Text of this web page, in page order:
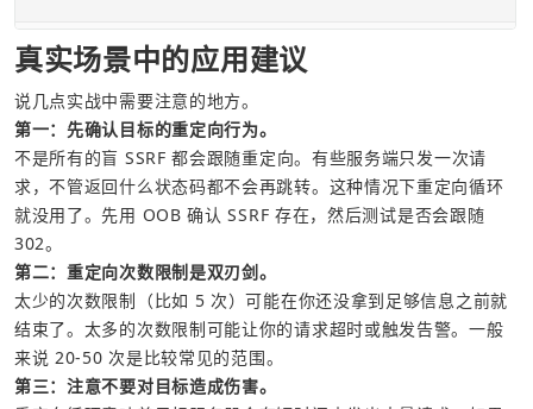
真实场景中的应用建议
说几点实战中需要注意的地方。
第一：先确认目标的重定向行为。
不是所有的盲 SSRF 都会跟随重定向。有些服务端只发一次请
求，不管返回什么状态码都不会再跳转。这种情况下重定向循环
就没用了。先用 OOB 确认 SSRF 存在，然后测试是否会跟随
302。
第二：重定向次数限制是双刃剑。
太少的次数限制（比如 5 次）可能在你还没拿到足够信息之前就
结束了。太多的次数限制可能让你的请求超时或触发告警。一般
来说 20-50 次是比较常见的范围。
第三：注意不要对目标造成伤害。